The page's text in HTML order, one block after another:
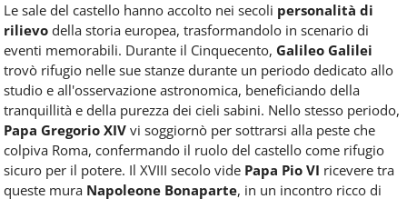
Le sale del castello hanno accolto nei secoli personalità di
rilievo della storia europea, trasformandolo in scenario di
eventi memorabili. Durante il Cinquecento, Galileo Galilei
trovò rifugio nelle sue stanze durante un periodo dedicato allo
studio e all'osservazione astronomica, beneficiando della
tranquillità e della purezza dei cieli sabini. Nello stesso periodo,
Papa Gregorio XIV vi soggiornò per sottrarsi alla peste che
colpiva Roma, confermando il ruolo del castello come rifugio
sicuro per il potere. Il XVIII secolo vide Papa Pio VI ricevere tra
queste mura Napoleone Bonaparte, in un incontro ricco di